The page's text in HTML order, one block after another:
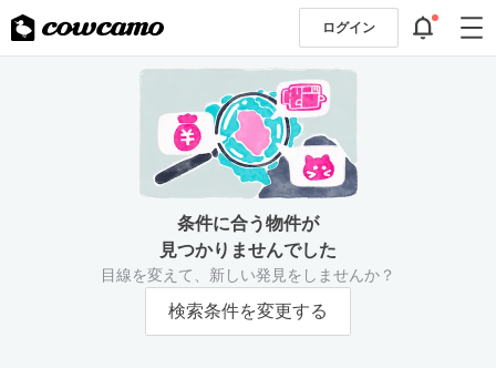
ログイン
条件に合う物件が
見つかりませんでした
目線を変えて、新しい発見をしませんか？
検索条件を変更する